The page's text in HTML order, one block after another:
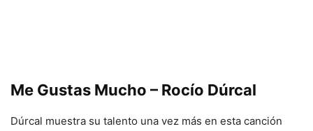
Me Gustas Mucho – Rocío Dúrcal
Dúrcal muestra su talento una vez más en esta canción